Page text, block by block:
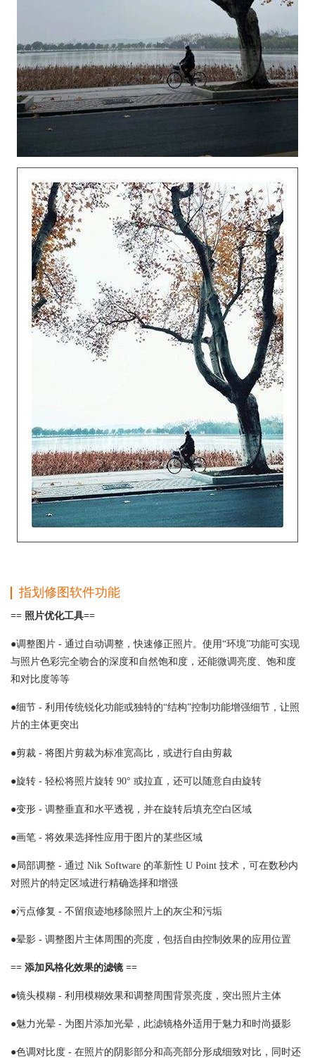
指划修图软件功能
== 照片优化工具==
●调整图片 - 通过自动调整，快速修正照片。使用“环境”功能可实现
与照片色彩完全吻合的深度和自然饱和度，还能微调亮度、饱和度
和对比度等等
●细节 - 利用传统锐化功能或独特的“结构”控制功能增强细节，让照
片的主体更突出
●剪裁 - 将图片剪裁为标准宽高比，或进行自由剪裁
●旋转 - 轻松将照片旋转 90° 或拉直，还可以随意自由旋转
●变形 - 调整垂直和水平透视，并在旋转后填充空白区域
●画笔 - 将效果选择性应用于图片的某些区域
●局部调整 - 通过 Nik Software 的革新性 U Point 技术，可在数秒内
对照片的特定区域进行精确选择和增强
●污点修复 - 不留痕迹地移除照片上的灰尘和污垢
●晕影 - 调整图片主体周围的亮度，包括自由控制效果的应用位置
== 添加风格化效果的滤镜 ==
●镜头模糊 - 利用模糊效果和调整周围背景亮度，突出照片主体
●魅力光晕 - 为图片添加光晕，此滤镜格外适用于魅力和时尚摄影
●色调对比度 - 在照片的阴影部分和高亮部分形成细致对比，同时还